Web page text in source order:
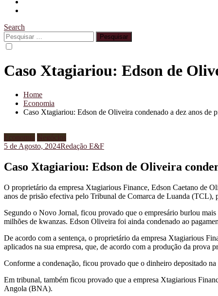
Search
Pesquisar
por:
Caso Xtagiariou: Edson de
Home
Economia
Caso Xtagiariou: Edson de Oliveira condenado a dez anos de
Economia Negócios
5 de Agosto, 2024Redação E&F
Caso Xtagiariou: Edson de Oliveira
O proprietário da empresa Xtagiarious Finance, Edson Caetano de
anos de prisão efectiva pelo Tribunal de Comarca de Luanda (TCL),
Segundo o Novo Jornal, ficou provado que o empresário burlou
milhões de kwanzas. Edson Oliveira foi ainda condenado ao
De acordo com a sentença, o proprietário da empresa Xtagiarious
aplicados na sua empresa, que, de acordo com a produção da prova
Conforme a condenação, ficou provado que o dinheiro depositado
Em tribunal, também ficou provado que a empresa Xtagiarious
Angola (BNA).